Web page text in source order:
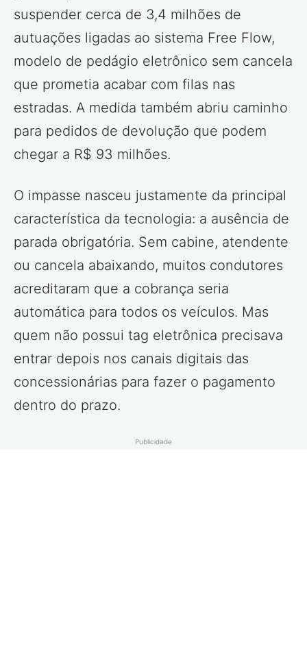
suspender cerca de 3,4 milhões de
autuações ligadas ao sistema Free Flow,
modelo de pedágio eletrônico sem cancela
que prometia acabar com filas nas
estradas. A medida também abriu caminho
para pedidos de devolução que podem
chegar a R$ 93 milhões.
O impasse nasceu justamente da principal
característica da tecnologia: a ausência de
parada obrigatória. Sem cabine, atendente
ou cancela abaixando, muitos condutores
acreditaram que a cobrança seria
automática para todos os veículos. Mas
quem não possui tag eletrônica precisava
entrar depois nos canais digitais das
concessionárias para fazer o pagamento
dentro do prazo.
Publicidade